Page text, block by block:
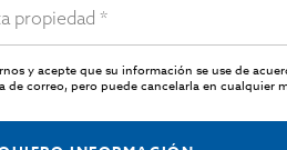
y acepte que su información se use de
de correo, pero puede cancelarla en cualquier